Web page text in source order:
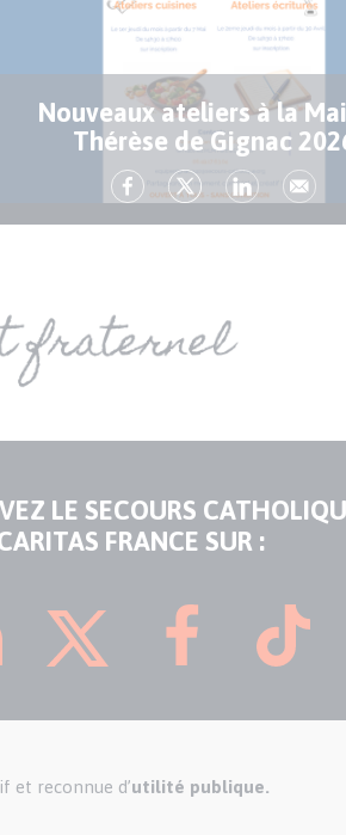
Nouveaux ateliers à la
Thérèse de Gignac
LE SECOURS
FRANCE SUR :
et reconnue d’utilité publique.